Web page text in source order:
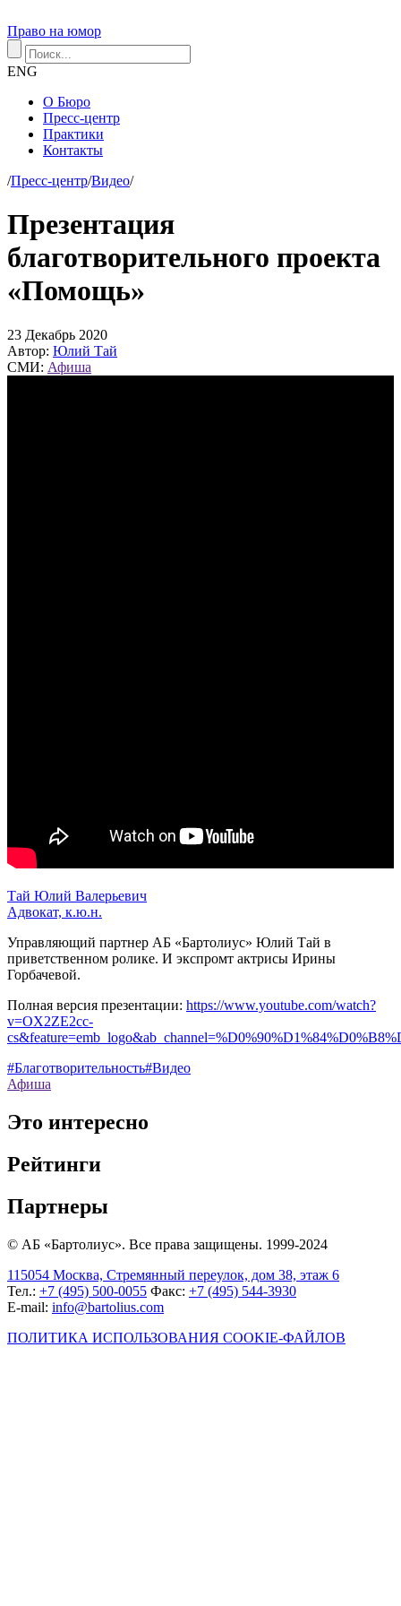
Право на юмор
ENG
О Бюро
Пресс-центр
Практики
Контакты
/Пресс-центр/Видео/
Презентация
благотворительного проекта
«Помощь»
23 Декабрь 2020
Автор: Юлий Тай
СМИ: Афиша
Тай Юлий Валерьевич
Адвокат, к.ю.н.
Управляющий партнер АБ «Бартолиус» Юлий Тай в
приветственном ролике. И экспромт актрисы Ирины
Горбачевой.
Полная версия презентации: https://www.youtube.com/watch?
v=OX2ZE2cc-
#Благотворительность#Видео
Афиша
Это интересно
Рейтинги
Партнеры
© АБ «Бартолиус». Все права защищены. 1999-2024
115054 Москва, Стремянный переулок, дом 38, этаж 6
Тел.: +7 (495) 500-0055 Факс: +7 (495) 544-3930
E-mail: info@bartolius.com
ПОЛИТИКА ИСПОЛЬЗОВАНИЯ COOKIE-ФАЙЛОВ